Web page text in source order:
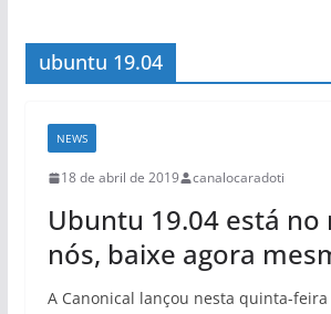
ubuntu 19.04
NEWS
18 de abril de 2019 canalocaradoti
Ubuntu 19.04 está no
nós, baixe agora
A Canonical lançou nesta quinta-feira